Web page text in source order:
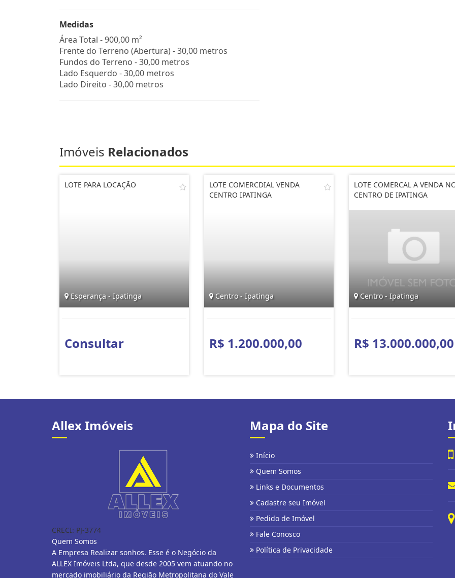
Medidas
Área Total - 900,00 m²
Frente do Terreno (Abertura) - 30,00 metros
Fundos do Terreno - 30,00 metros
Lado Esquerdo - 30,00 metros
Lado Direito - 30,00 metros
Imóveis Relacionados
LOTE PARA LOCAÇÃO
Esperança - Ipatinga
Consultar
LOTE COMERCDIAL VENDA
CENTRO IPATINGA
Centro - Ipatinga
R$ 1.200.000,00
LOTE COMERCAL A VENDA
CENTRO DE IPATINGA
Centro - Ipatinga
R$ 13.000.000,00
Allex Imóveis
CRECI: PJ-3774
Quem Somos
A Empresa Realizar sonhos. Esse é o Negócio da
ALLEX Imóveis Ltda, que desde 2005 vem atuando no
mercado imobiliário da Região Metropolitana do Vale
Mapa do Site
Início
Quem Somos
Links e Documentos
Cadastre seu Imóvel
Pedido de Imóvel
Fale Conosco
Política de Privacidade